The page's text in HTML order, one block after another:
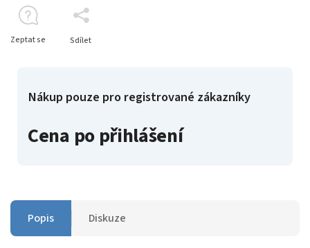
Cena po přihlášení
Nákup pouze pro registrované zákazníky
Zeptat se Sdílet
Popis Diskuze